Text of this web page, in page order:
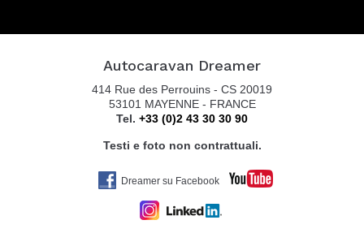
Autocaravan Dreamer
414 Rue des Perrouins - CS 20019
53101 MAYENNE - FRANCE
Tel. +33 (0)2 43 30 30 90
Testi e foto non contrattuali.
Dreamer su Facebook